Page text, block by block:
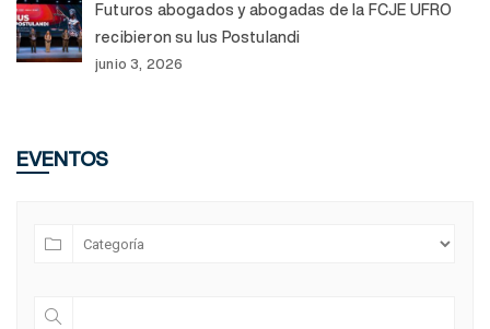
Futuros abogados y abogadas de la FCJE UFRO
recibieron su Ius Postulandi
junio 3, 2026
EVENTOS